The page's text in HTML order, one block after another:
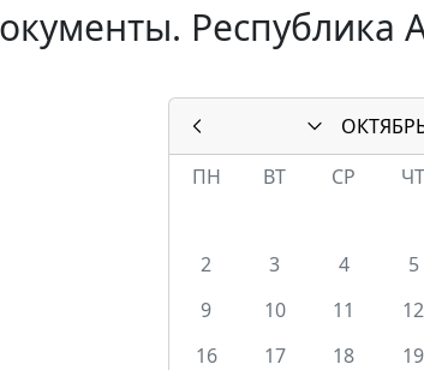
Республика
ПН
ВТ СР ЧТ
2
3 4 5
9
10 11 12
16
17 18 19